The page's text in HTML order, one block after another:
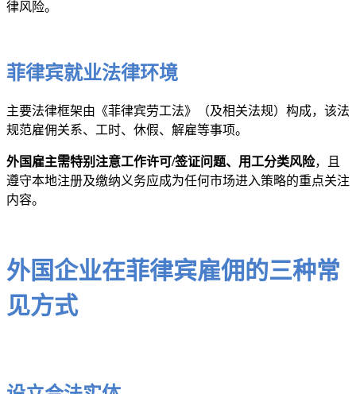
律风险。
菲律宾就业法律环境
主要法律框架由《菲律宾劳工法》（及相关法规）构成，该法
规范雇佣关系、工时、休假、解雇等事项。
外国雇主需特别注意工作许可/签证问题、用工分类风险，且
遵守本地注册及缴纳义务应成为任何市场进入策略的重点关注
内容。
外国企业在菲律宾雇佣的三种常
见方式